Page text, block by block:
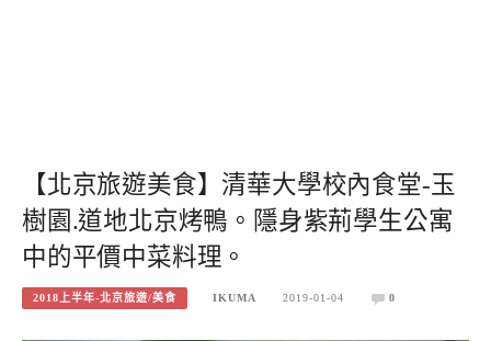
【北京旅遊美食】清華大學校內食堂-玉
樹園.道地北京烤鴨。隱身紫荊學生公寓
中的平價中菜料理。
2018上半年-北京旅遊/美食 IKUMA 2019-01-04 0